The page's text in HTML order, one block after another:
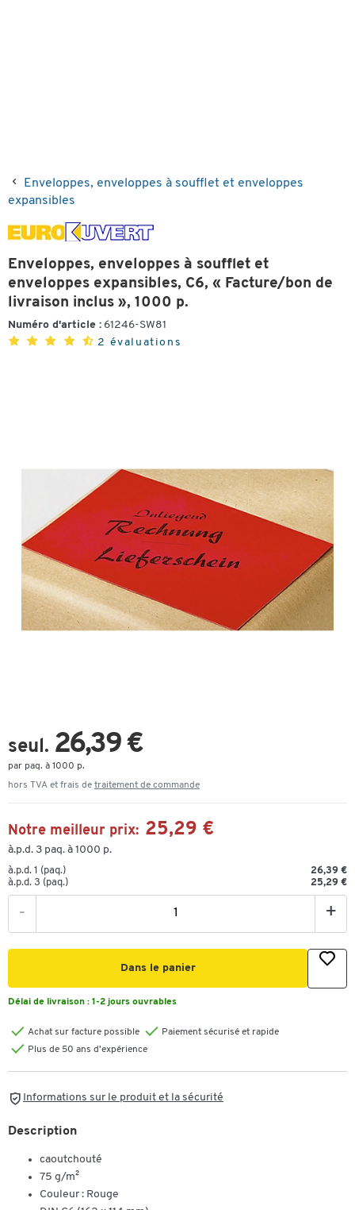
Enveloppes, enveloppes à soufflet et enveloppes
expansibles
Enveloppes, enveloppes à soufflet et
enveloppes expansibles, C6, « Facture/bon de
livraison inclus », 1000 p.
Numéro d'article : 61246-SW81
2 évaluations
seul. 26,39 €
par paq. à 1000 p.
hors TVA et frais de traitement de commande
Notre meilleur prix: 25,29 €
à.p.d. 3 paq. à 1000 p.
à.p.d. 1 (paq.)
26,39 €
à.p.d. 3 (paq.)
25,29 €
- +
Dans le panier
Délai de livraison : 1-2 jours ouvrables
Achat sur facture possible
Paiement sécurisé et rapide
Plus de 50 ans d'expérience
Informations sur le produit et la sécurité
Description
caoutchouté
75 g/m²
Couleur : Rouge